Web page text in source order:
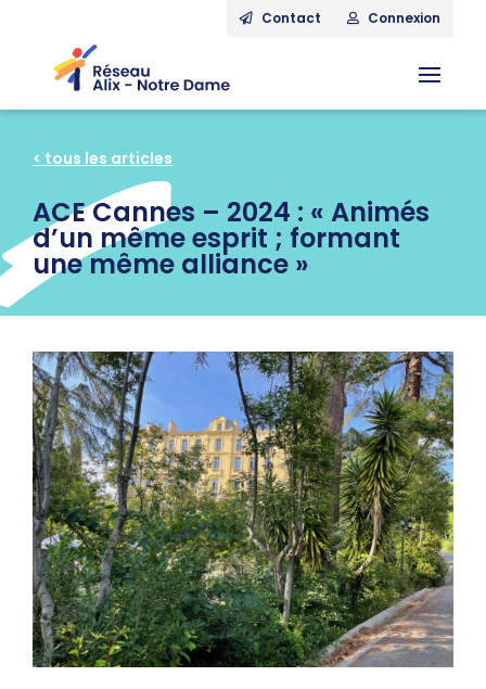
Contact Connexion
< tous les articles
ACE Cannes – 2024 : « Animés
d’un même esprit ; formant
une même alliance »